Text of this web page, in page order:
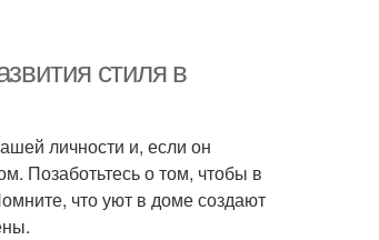
стиля в
личности и, если он
Позаботьтесь о том, чтобы в
что уют в доме создают